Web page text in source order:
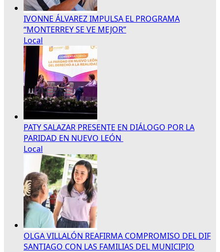
IVONNE ÁLVAREZ IMPULSA EL PROGRAMA
“MONTERREY SE VE MEJOR”
Local
PATY SALAZAR PRESENTE EN DIÁLOGO POR LA
PARIDAD EN NUEVO LEÓN
Local
OLGA VILLALÓN REAFIRMA COMPROMISO DEL DIF
SANTIAGO CON LAS FAMILIAS DEL MUNICIPIO